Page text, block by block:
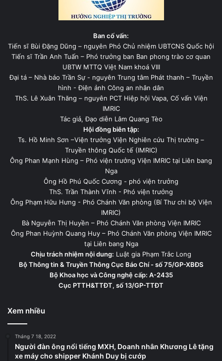
Ban cố vấn:
Tiến sĩ Bùi Đặng Dũng – nguyên Phó Chủ nhiệm UBTCNS Quốc hội
Tiến sĩ Trần Anh Tuấn – Phó trưởng ban Ban phong trào cơ quan
UBTW MTTQ Việt Nam khoá VIII
Đại tá – Nhà báo Trần Sự - nguyên Trung tâm Phát thanh – Truyền
hình - Điện ảnh Công an nhân dân
ThS. Lê Xuân Thăng – nguyên PCT Hiệp hội Vapa, Cố vấn Viện
IMRIC
Tác giả, Đạo diễn Lâm Quang Tèo
Hội đồng biên tập:
Ts. Hồ Minh Sơn –Viện trưởng Viện Nghiên cứu Thị trường –
Truyền thông Quốc tế (IMRIC)
Ông Phan Mạnh Hùng – Phó viện trưởng Viện IMRIC tại Liên bang
Nga
Ông Hồ Phú Quốc Cương - phó viện trưởng
ThS. Trần Thành Vĩnh - Phó viện trưởng
Ông Phạm Hữu Hưng - Phó Chánh Văn phòng (Bí Thư chi bộ Viện
IMRIC)
Bà Nguyễn Thị Huyền – Phó Chánh Văn phòng Viện IMRIC
Ông Phan Huỳnh Quang Huy – Phó Chánh Văn phòng Viện IMRIC
tại Liên bang Nga
Chịu trách nhiệm nội dung: Luật gia Phạm Trắc Long
Bộ Thông tin & Truyền Thông Cục Báo Chí - số 75/GP-XBĐS
Bộ Khoa học và Công nghệ cấp: A-2435
Cục PTTH&TTĐT, số 13/GP-TTĐT
Xem nhiều
Tháng 7 18, 2022
Người đàn ông nổi tiếng MXH, Doanh nhân Khương Lê tặng
xe máy cho shipper Khánh Duy bị cướp